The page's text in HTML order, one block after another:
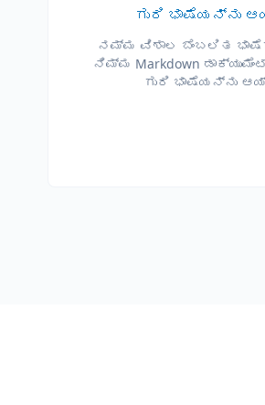
ಗುರಿ ಭಾಷೆಯನ್ನು
ನಮ್ಮ ವಿಶಾಲ ಬೆಂಬಲಿತ
ನಿಮ್ಮ Markdown
ಗುರಿ ಭಾಷೆಯನ್ನು